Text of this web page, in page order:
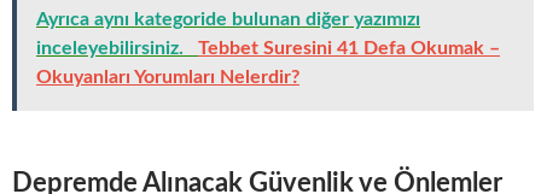
Ayrıca aynı kategoride bulunan diğer yazımızı
inceleyebilirsiniz.
Tebbet Suresini 41 Defa Okumak –
Okuyanları Yorumları Nelerdir?
Depremde Alınacak Güvenlik ve Önlemler